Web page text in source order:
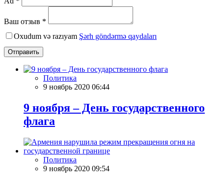
Ваш отзыв *
Oxudum və razıyam Şərh göndərmə qaydaları
Отправить
Политика
9 ноябрь 2020 06:44
9 ноября – День государственного
флага
Политика
9 ноябрь 2020 09:54